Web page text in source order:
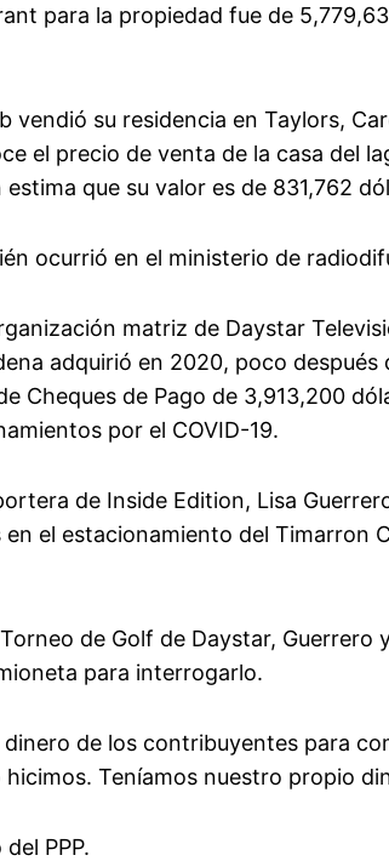
para la propiedad fue de
vendió su residencia en Taylors,
el precio de venta de la casa del
que su valor es de 831,762
ocurrió en el ministerio de
matriz de Daystar
adquirió en 2020, poco
Cheques de Pago de 3,913,200
por el COVID-19.
de Inside Edition, Lisa
el estacionamiento del Timarron
de Golf de Daystar, Guerrero
para interrogarlo.
de los contribuyentes para
Teníamos nuestro propio
PPP.